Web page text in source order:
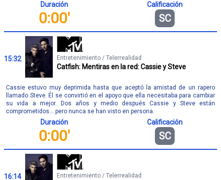
Duración
0:00'
Calificación
SC
15:32 Entretenimiento / Telerrealidad
Catfish: Mentiras en la red: Cassie y Steve
Cassie estuvo muy deprimida hasta que aceptó la amistad de un rapero
llamado Steve. Él se convirtió en el apoyo que ella necesitaba para cambiar
su vida a mejor. Dos años y medio después Cassie y Steve están
comprometidos... pero nunca se han visto en persona.
Duración
0:00'
Calificación
SC
16:14 Entretenimiento / Telerrealidad